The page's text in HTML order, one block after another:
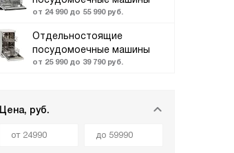
от 24 990 до 55 990 руб.
Отдельностоящие
посудомоечные машины
от 25 990 до 39 790 руб.
Цена, руб.